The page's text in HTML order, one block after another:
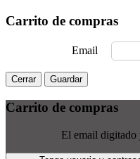
Carrito de compras
Email
Cerrar Guardar
Carrito de compras
El email digitado